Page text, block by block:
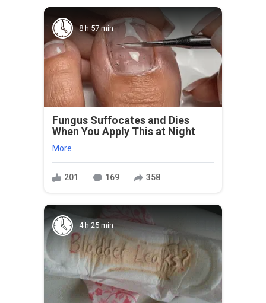
8 h 57 min
Fungus Suffocates and Dies
When You Apply This at Night
More
201 169 358
4 h 25 min